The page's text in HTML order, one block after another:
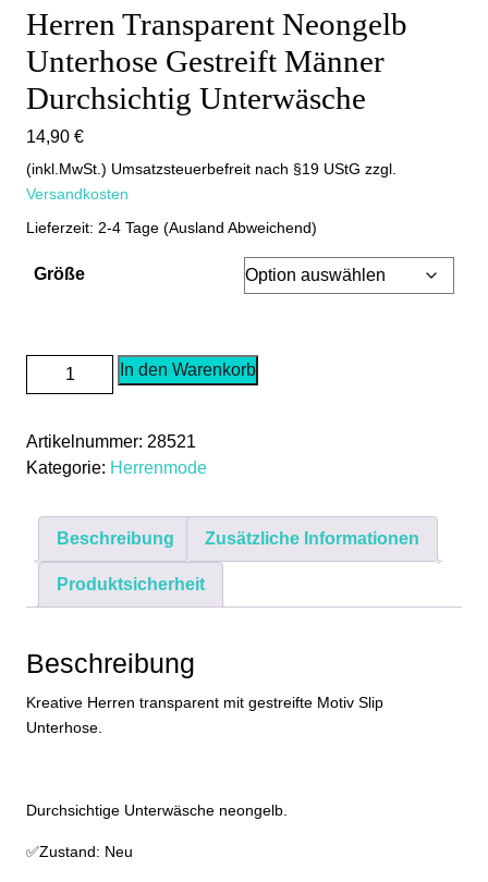
Herren Transparent Neongelb
Unterhose Gestreift Männer
Durchsichtig Unterwäsche
14,90 €
(inkl.MwSt.) Umsatzsteuerbefreit nach §19 UStG zzgl.
Versandkosten
Lieferzeit: 2-4 Tage (Ausland Abweichend)
Größe
Herren
Transparent
Unterhose
Gestreift
Durchsichtig
Unterwäsche
Menge
In den Warenkorb
Artikelnummer: 28521
Kategorie: Herrenmode
Beschreibung Zusätzliche Informationen
Produktsicherheit
Beschreibung
Kreative Herren transparent mit gestreifte Motiv Slip
Unterhose.
Durchsichtige Unterwäsche neongelb.
✅Zustand: Neu